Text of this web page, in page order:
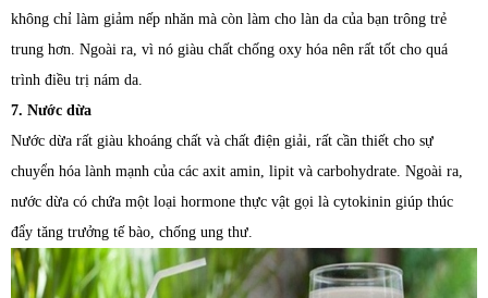
không chỉ làm giảm nếp nhăn mà còn làm cho làn da của bạn trông trẻ
trung hơn. Ngoài ra, vì nó giàu chất chống oxy hóa nên rất tốt cho quá
trình điều trị nám da.
7. Nước dừa
Nước dừa rất giàu khoáng chất và chất điện giải, rất cần thiết cho sự
chuyển hóa lành mạnh của các axit amin, lipit và carbohydrate. Ngoài ra,
nước dừa có chứa một loại hormone thực vật gọi là cytokinin giúp thúc
đẩy tăng trưởng tế bào, chống ung thư.